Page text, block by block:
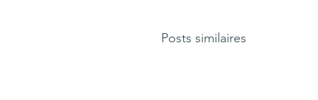
Posts similaires